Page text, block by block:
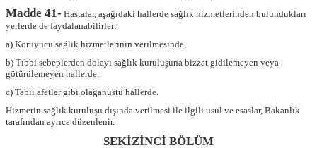
Madde 41- Hastalar, aşağıdaki hallerde sağlık hizmetlerinden bulundukları
yerlerde de faydalanabilirler:
a) Koruyucu sağlık hizmetlerinin verilmesinde,
b) Tıbbi sebeplerden dolayı sağlık kuruluşuna bizzat gidilemeyen veya
götürülemeyen hallerde,
c) Tabii afetler gibi olağanüstü hallerde.
Hizmetin sağlık kuruluşu dışında verilmesi ile ilgili usul ve esaslar, Bakanlık
tarafından ayrıca düzenlenir.
SEKİZİNCİ BÖLÜM